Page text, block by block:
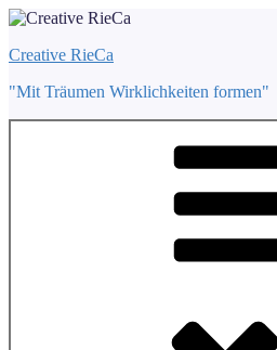
Zum
springen
Creative RieCa
"Mit Träumen Wirklichkeiten formen"